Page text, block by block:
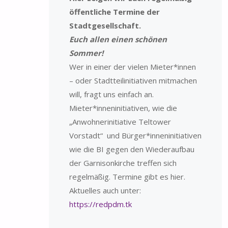
öffentliche Termine der
Stadtgesellschaft.
Euch allen einen schönen
Sommer!
Wer in einer der vielen Mieter*innen
– oder Stadtteilinitiativen mitmachen
will, fragt uns einfach an.
Mieter*inneninitiativen, wie die
„Anwohnerinitiative Teltower
Vorstadt“ und Bürger*inneninitiativen
wie die BI gegen den Wiederaufbau
der Garnisonkirche treffen sich
regelmäßig. Termine gibt es hier.
Aktuelles auch unter:
https://redpdm.tk